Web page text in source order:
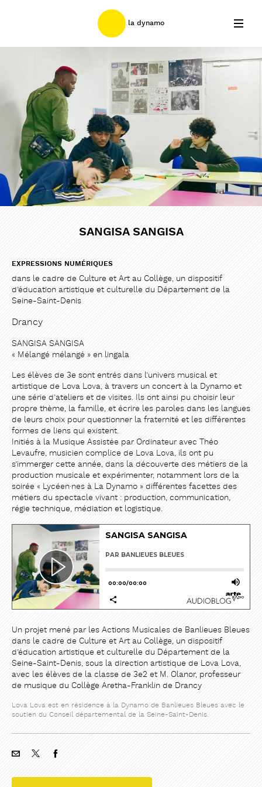
la dynamo
nous contacter
©2026 banlieues bleues
newsletter
SANGISA SANGISA
EXPRESSIONS NUMÉRIQUES
dans le cadre de Culture et Art au Collège, un dispositif
d’éducation artistique et culturelle du Département de la
Seine-Saint-Denis
Drancy
SANGISA SANGISA
« Mélangé mélangé » en lingala
Les élèves de 3e sont entrés dans l’univers musical et
artistique de Lova Lova, à travers un concert à la Dynamo et
une série d’ateliers et de visites. Ils ont ainsi pu choisir leur
propre thème, la famille, et écrire les paroles dans les langues
de leurs choix pour questionner la fraternité et les différentes
formes de liens qui existent.
Initiés à la Musique Assistée par Ordinateur avec Théo
Levaufre, musicien complice de Lova Lova, ils ont pu
s’immerger cette année, dans la découverte des métiers de la
production musicale et expérimenter, notamment lors de la
soirée « Lycéen·nes à La Dynamo » différentes facettes des
métiers du spectacle vivant : production, communication,
régie technique, médiation et logistique.
Un projet mené par les Actions Musicales de Banlieues Bleues
dans le cadre de Culture et Art au Collège, un dispositif
d’éducation artistique et culturelle du Département de la
Seine-Saint-Denis, sous la direction artistique de Lova Lova,
avec les élèves de la classe de 3e2 et M. Olanor, professeur
de musique du Collège Aretha-Franklin de Drancy
Lova Lova est en résidence à la Dynamo de Banlieues Bleues avec le
soutien du Conseil départemental de la Seine-Saint-Denis.
PARTAGER
PARTAGER